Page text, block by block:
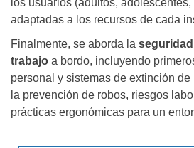
los usuarios (adultos,
adaptadas a los recursos de cada
Finalmente, se aborda la seguridad
trabajo a bordo, incluyendo
personal y sistemas de extinción
la prevención de robos, riesgos
prácticas ergonómicas para un